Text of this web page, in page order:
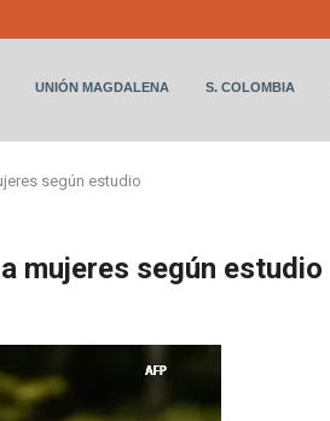
UNIÓN MAGDALENA S. COLOMBIA
según estudio
mujeres según estudio